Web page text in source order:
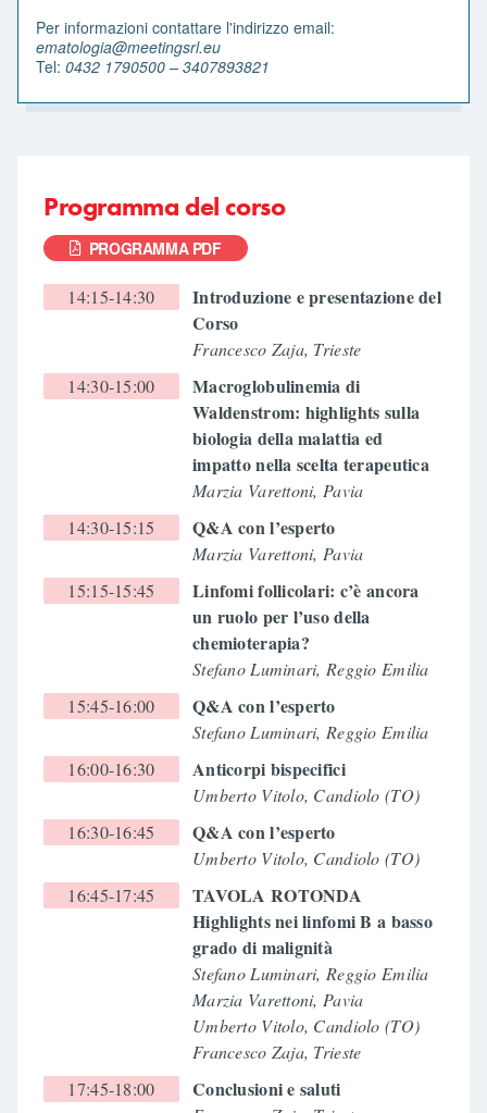
Per informazioni contattare l'indirizzo email:
ematologia@meetingsrl.eu
Tel: 0432 1790500 – 3407893821
Programma del corso
PROGRAMMA PDF
14:15-14:30
Introduzione e presentazione del
Corso
Francesco Zaja, Trieste
14:30-15:00
Macroglobulinemia di
Waldenstrom: highlights sulla
biologia della malattia ed
impatto nella scelta terapeutica
Marzia Varettoni, Pavia
14:30-15:15
Q&A con l’esperto
Marzia Varettoni, Pavia
15:15-15:45
Linfomi follicolari: c’è ancora
un ruolo per l’uso della
chemioterapia?
Stefano Luminari, Reggio Emilia
15:45-16:00
Q&A con l’esperto
Stefano Luminari, Reggio Emilia
16:00-16:30
Anticorpi bispecifici
Umberto Vitolo, Candiolo (TO)
16:30-16:45
Q&A con l’esperto
Umberto Vitolo, Candiolo (TO)
16:45-17:45
TAVOLA ROTONDA
Highlights nei linfomi B a basso
grado di malignità
Stefano Luminari, Reggio Emilia
Marzia Varettoni, Pavia
Umberto Vitolo, Candiolo (TO)
Francesco Zaja, Trieste
17:45-18:00
Conclusioni e saluti